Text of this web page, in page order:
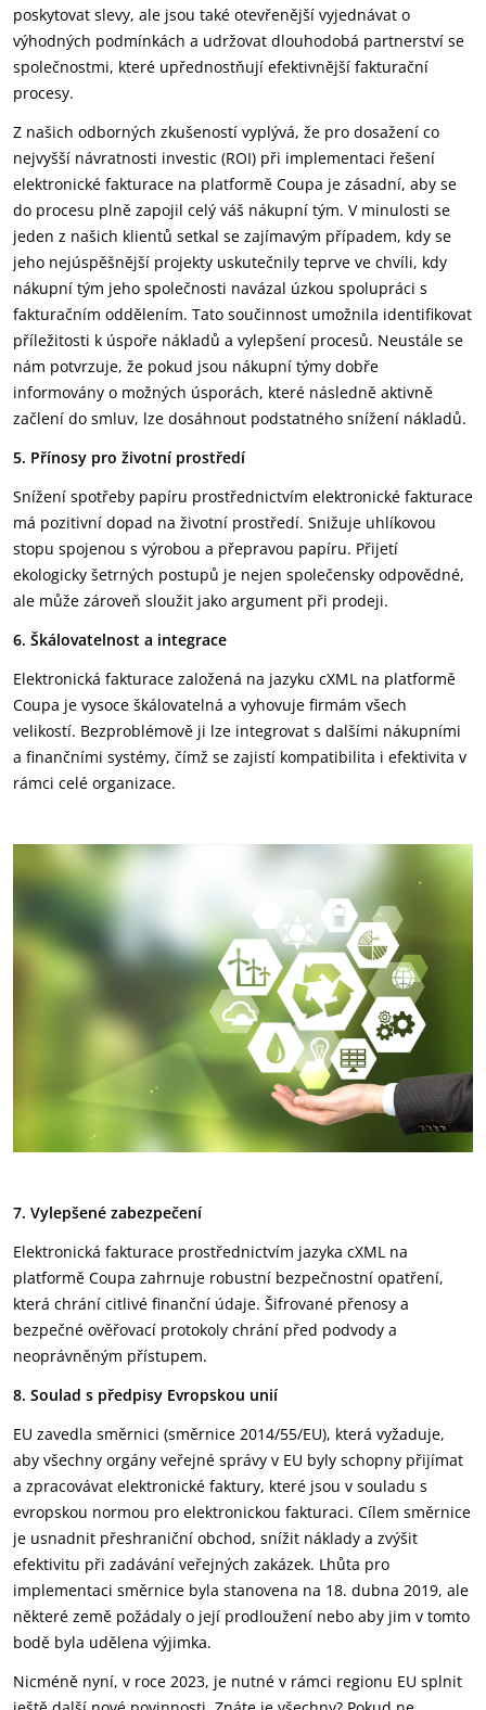
poskytovat slevy, ale jsou také otevřenější vyjednávat o
výhodných podmínkách a udržovat dlouhodobá partnerství se
společnostmi, které upřednostňují efektivnější fakturační
procesy.
Z našich odborných zkušeností vyplývá, že pro dosažení co
nejvyšší návratnosti investic (ROI) při implementaci řešení
elektronické fakturace na platformě Coupa je zásadní, aby se
do procesu plně zapojil celý váš nákupní tým. V minulosti se
jeden z našich klientů setkal se zajímavým případem, kdy se
jeho nejúspěšnější projekty uskutečnily teprve ve chvíli, kdy
nákupní tým jeho společnosti navázal úzkou spolupráci s
fakturačním oddělením. Tato součinnost umožnila identifikovat
příležitosti k úspoře nákladů a vylepšení procesů. Neustále se
nám potvrzuje, že pokud jsou nákupní týmy dobře
informovány o možných úsporách, které následně aktivně
začlení do smluv, lze dosáhnout podstatného snížení nákladů.
5. Přínosy pro životní prostředí
Snížení spotřeby papíru prostřednictvím elektronické fakturace
má pozitivní dopad na životní prostředí. Snižuje uhlíkovou
stopu spojenou s výrobou a přepravou papíru. Přijetí
ekologicky šetrných postupů je nejen společensky odpovědné,
ale může zároveň sloužit jako argument při prodeji.
6. Škálovatelnost a integrace
Elektronická fakturace založená na jazyku cXML na platformě
Coupa je vysoce škálovatelná a vyhovuje firmám všech
velikostí. Bezproblémově ji lze integrovat s dalšími nákupními
a finančními systémy, čímž se zajistí kompatibilita i efektivita v
rámci celé organizace.
7. Vylepšené zabezpečení
Elektronická fakturace prostřednictvím jazyka cXML na
platformě Coupa zahrnuje robustní bezpečnostní opatření,
která chrání citlivé finanční údaje. Šifrované přenosy a
bezpečné ověřovací protokoly chrání před podvody a
neoprávněným přístupem.
8. Soulad s předpisy Evropskou unií
EU zavedla směrnici (směrnice 2014/55/EU), která vyžaduje,
aby všechny orgány veřejné správy v EU byly schopny přijímat
a zpracovávat elektronické faktury, které jsou v souladu s
evropskou normou pro elektronickou fakturaci. Cílem směrnice
je usnadnit přeshraniční obchod, snížit náklady a zvýšit
efektivitu při zadávání veřejných zakázek. Lhůta pro
implementaci směrnice byla stanovena na 18. dubna 2019, ale
některé země požádaly o její prodloužení nebo aby jim v tomto
bodě byla udělena výjimka.
Nicméně nyní, v roce 2023, je nutné v rámci regionu EU splnit